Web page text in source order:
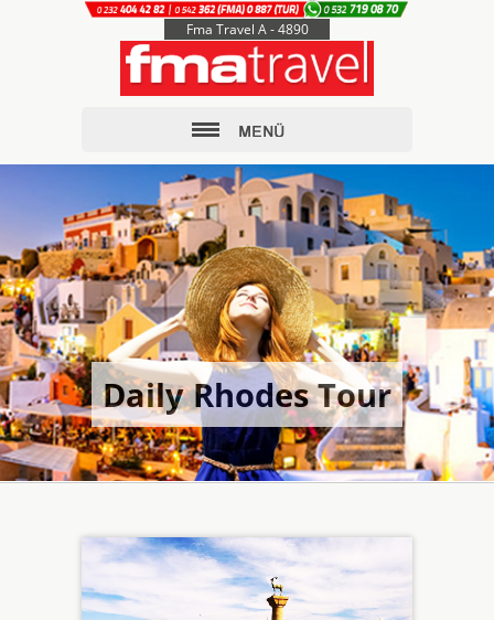
Fma Travel A - 4890
Daily Rhodes Tour